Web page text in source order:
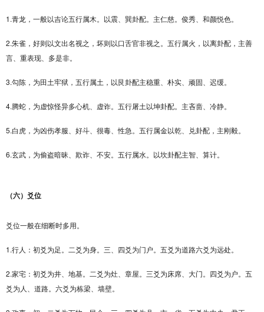
1.青龙，一般以吉论五行属木。以震、巽卦配。主仁慈。俊秀、和颜悦色。
2.朱雀，好则以文出名视之，坏则以口舌官非视之。五行属火，以离卦配，主善
言、重表现、多是非。
3.勾陈，为田土牢狱，五行属土，以艮卦配主稳重、朴实、顽固、迟缓。
4.腾蛇，为虚惊怪异多心机、虚诈。五行屠土以坤卦配。主吝啬、冷静。
5.白虎，为凶伤孝服、好斗、很毒、性急。五行属金以乾、兑卦配，主刚毅。
6.玄武，为偷盗暗昧、欺诈、不安。五行属水。以坎卦配主智、算计。
（六）爻位
爻位一般在细断时多用。
1.行人：初爻为足。二爻为身。三、四爻为门户。五爻为道路六爻为远处。
2.家宅：初爻为井、地基。二爻为灶、章屋。三爻为床席、大门。四爻为户。五
爻为人、道路。六爻为栋梁、墙壁。